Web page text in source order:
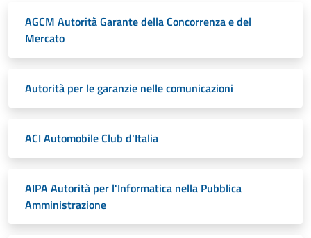
AGCM Autorità Garante della Concorrenza e del
Mercato
Autorità per le garanzie nelle comunicazioni
ACI Automobile Club d'Italia
AIPA Autorità per l'Informatica nella Pubblica
Amministrazione